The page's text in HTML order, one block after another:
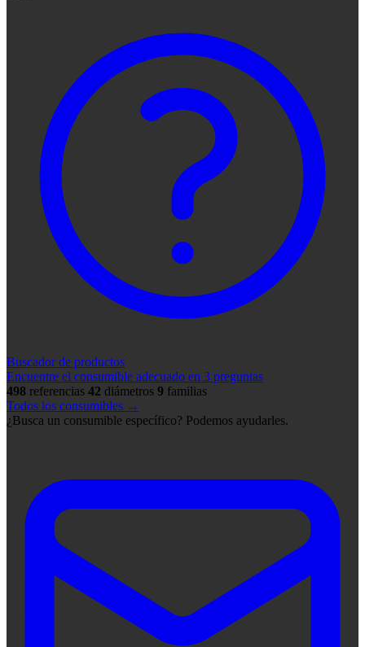
Buscador de productos
Encuentre el consumible adecuado en 3 preguntas
498 referencias 42 diámetros 9 familias
Todos los consumibles →
¿Busca un consumible específico? Podemos ayudarles.